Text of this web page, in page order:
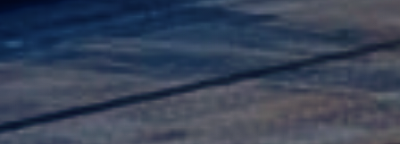
Захист даних
Документи
🇵🇱 Polski
🇬🇧 English
🇺🇦 Українська мова